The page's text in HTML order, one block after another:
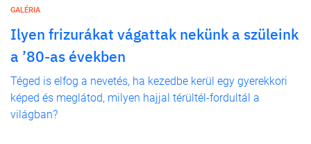
GALÉRIA
Ilyen frizurákat vágattak nekünk a szüleink
a ’80-as években
Téged is elfog a nevetés, ha kezedbe kerül egy gyerekkori
képed és meglátod, milyen hajjal térültél-fordultál a
világban?